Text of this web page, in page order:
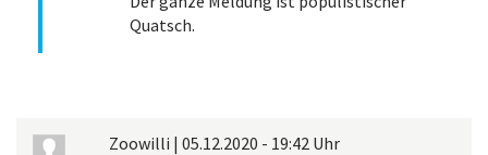
Quatsch.
Zoowilli | 05.12.2020 - 19:42 Uhr